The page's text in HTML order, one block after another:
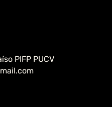
PIFP PUCV